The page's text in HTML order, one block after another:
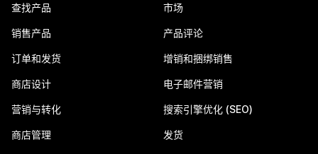
查找产品
销售产品
订单和发货
商店设计
营销与转化
商店管理
市场
产品评论
增销和捆绑销售
电子邮件营销
搜索引擎优化 (SEO)
发货